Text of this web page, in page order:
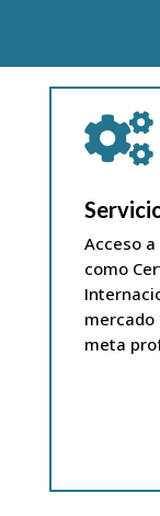

Acceso
como
meta